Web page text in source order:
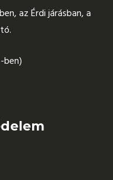
az Érdi járásban, a
ben)